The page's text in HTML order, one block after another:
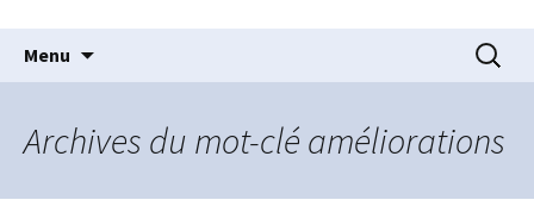
Menu
Archives du mot-clé améliorations